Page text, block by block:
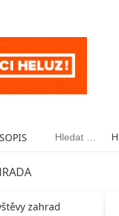
Vyhledávání
zahrad